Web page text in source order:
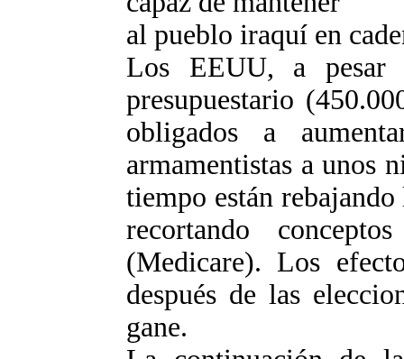
al pueblo iraquí en
Los EEUU, a pesar
presupuestario
obligados a
armamentistas a unos
tiempo están
recortando
(Medicare). Los
después de las
gane.